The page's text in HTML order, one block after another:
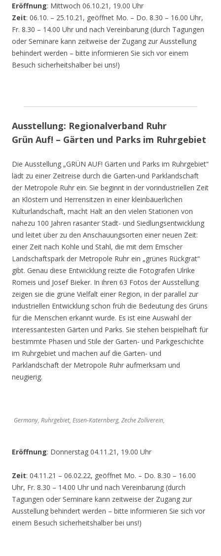
Eröffnung: Mittwoch 06.10.21, 19.00 Uhr
Zeit: 06.10. – 25.10.21, geöffnet Mo. – Do. 8.30 – 16.00 Uhr,
Fr. 8.30 – 14.00 Uhr und nach Vereinbarung (durch Tagungen
oder Seminare kann zeitweise der Zugang zur Ausstellung
behindert werden – bitte informieren Sie sich vor einem
Besuch sicherheitshalber bei uns!)
Ausstellung: Regionalverband Ruhr
Grün Auf! – Gärten und Parks im Ruhrgebiet
Die Ausstellung „GRÜN AUF! Gärten und Parks im Ruhrgebiet“
lädt zu einer Zeitreise durch die Garten-und Parklandschaft
der Metropole Ruhr ein. Sie beginnt in der vorindustriellen Zeit
an Klöstern und Herrensitzen in einer kleinbäuerlichen
Kulturlandschaft, macht Halt an den vielen Stationen von
nahezu 100 Jahren rasanter Stadt- und Siedlungsentwicklung
und leitet über zu den Anschauungsorten einer neuen Zeit:
einer Zeit nach Kohle und Stahl, die mit dem Emscher
Landschaftspark der Metropole Ruhr ein „grünes Rückgrat“
gibt. Genau diese Entwicklung reizte die Fotografen Ulrike
Romeis und Josef Bieker. In ihren 63 Fotos der Ausstellung
zeigen sie die grüne Vielfalt einer Region, in der parallel zur
industriellen Entwicklung schon früh die Bedeutung des Grüns
für die Menschen erkannt wurde. Es ist eine Auswahl der
interessantesten Gärten und Parks. Sie stehen beispielhaft für
bestimmte Phasen und Stile der Garten- und Parkgeschichte
im Ruhrgebiet und machen auf die Garten- und
Parklandschaft der Metropole Ruhr aufmerksam und
neugierig.
Germany, Ruhrgebiet, Essen-Katernberg, Zeche Zollverein,
Eröffnung: Donnerstag 04.11.21, 19.00 Uhr
Zeit: 04.11.21 – 06.02.22, geöffnet Mo. – Do. 8.30 – 16.00
Uhr, Fr. 8.30 – 14.00 Uhr und nach Vereinbarung (durch
Tagungen oder Seminare kann zeitweise der Zugang zur
Ausstellung behindert werden – bitte informieren Sie sich vor
einem Besuch sicherheitshalber bei uns!)